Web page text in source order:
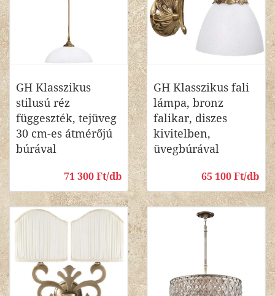
GH Klasszikus
stilusú réz
függeszték, tejüveg
30 cm-es átmérőjú
búrával
71 300 Ft/db
GH Klasszikus fali
lámpa, bronz
falikar, diszes
kivitelben,
üvegbúrával
65 100 Ft/db